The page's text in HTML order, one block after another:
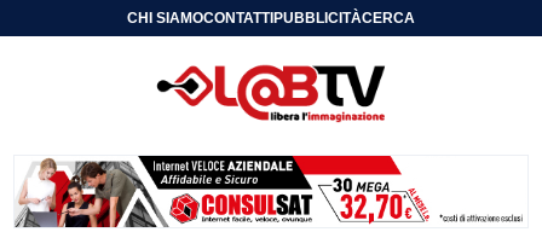
CHI SIAMOCONTATTIPUBBLICITÀCERCA